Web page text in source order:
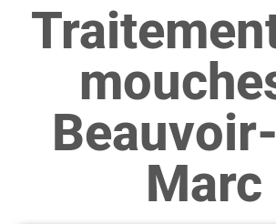
Marc